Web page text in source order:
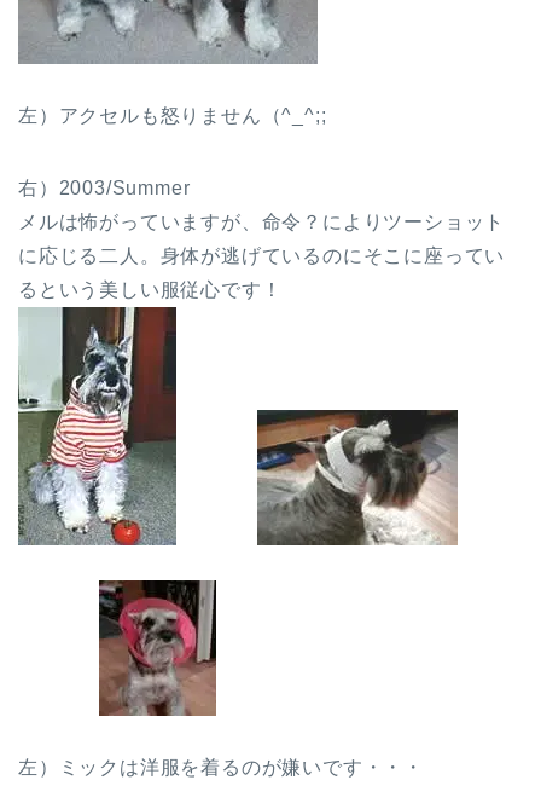
左）アクセルも怒りません（^_^;;
右）2003/Summer
メルは怖がっていますが、命令？によりツーショット
に応じる二人。身体が逃げているのにそこに座ってい
るという美しい服従心です！
左）ミックは洋服を着るのが嫌いです・・・